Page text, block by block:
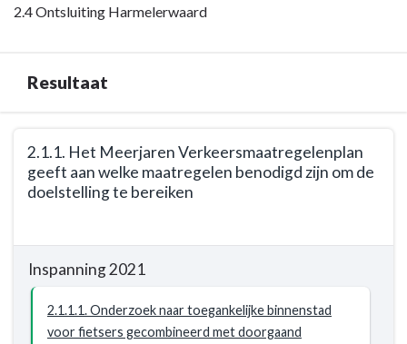
bereikbaar
effect
2.4 Ontsluiting Harmelerwaard
Resultaat
navigatie
Woerden
veilig,
leefbaar
bereikbaar
2.1.1. Het Meerjaren Verkeersmaatregelenplan
geeft aan welke maatregelen benodigd zijn om de
doelstelling te bereiken
naar
navigatie
Opgave:
Woerden
Inspanning 2021
2.1.1.1. Onderzoek naar toegankelijke binnenstad
voor fietsers gecombineerd met doorgaand